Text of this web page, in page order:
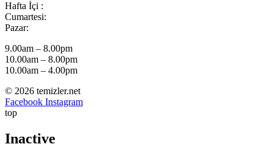
Hafta İçi :
Cumartesi:
Pazar:
9.00am – 8.00pm
10.00am – 8.00pm
10.00am – 4.00pm
© 2026 temizler.net
Facebook Instagram
top
Inactive